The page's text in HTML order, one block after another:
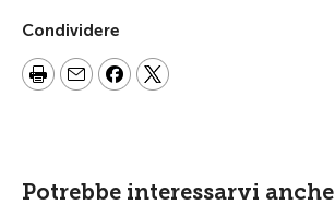
Condividere
Potrebbe interessarvi anche